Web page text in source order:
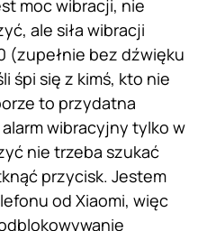
moc wibracji, nie
ale siła wibracji
(zupełnie bez dźwięku
śpi się z kimś, kto nie
to przydatna
wibracyjny tylko w
nie trzeba szukać
przycisk. Jestem
od Xiaomi, więc